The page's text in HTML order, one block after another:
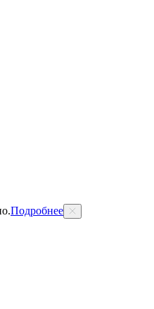
Подробнее